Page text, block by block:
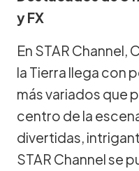
y FX
En STAR Channel,
la Tierra llega con
más variados que
centro de la
divertidas,
STAR Channel se